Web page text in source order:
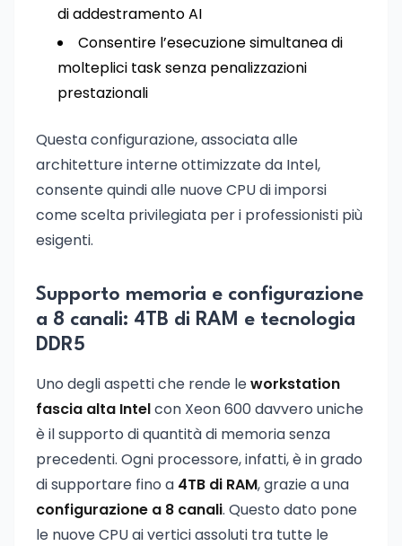
di addestramento AI
Consentire l’esecuzione simultanea di
molteplici task senza penalizzazioni
prestazionali
Questa configurazione, associata alle
architetture interne ottimizzate da Intel,
consente quindi alle nuove CPU di imporsi
come scelta privilegiata per i professionisti più
esigenti.
Supporto memoria e configurazione
a 8 canali: 4TB di RAM e tecnologia
DDR5
Uno degli aspetti che rende leworkstation
fascia alta Intelcon Xeon 600 davvero uniche
è il supporto di quantità di memoria senza
precedenti. Ogni processore, infatti, è in grado
di supportare fino a 4TB di RAM, grazie a una
configurazione a 8 canali. Questo dato pone
le nuove CPU ai vertici assoluti tra tutte le